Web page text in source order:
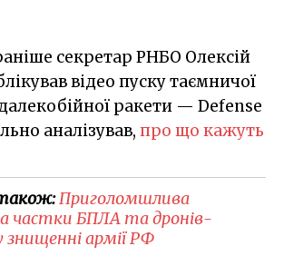
секретар РНБО Олексій
відео пуску таємничої
ракети — Defense
аналізував, про що кажуть
Приголомшлива
частки БПЛА та дронів-
знищенні армії РФ